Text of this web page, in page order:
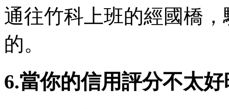
通往竹科上班的經國橋
的。
6.當你的信用評分不太好